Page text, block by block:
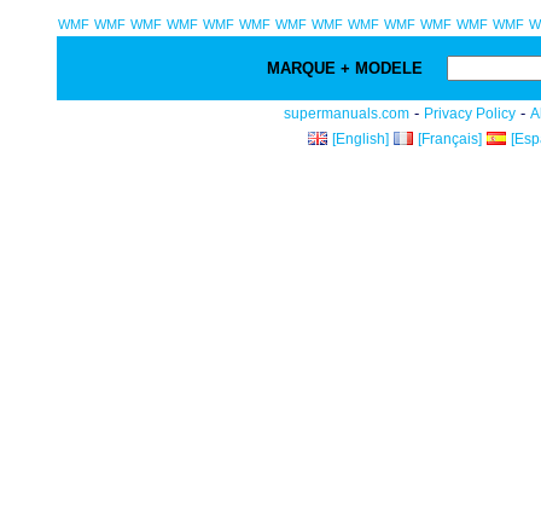
WMF WMF WMF WMF WMF WMF WMF WMF WMF WMF WMF WMF WMF
MARQUE + MODELE
supermanuals.com - Privacy Policy -
[English]
[Français]